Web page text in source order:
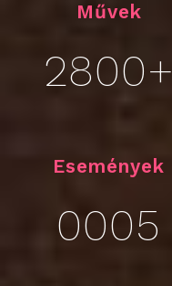
Művek
2800+
Események
0005